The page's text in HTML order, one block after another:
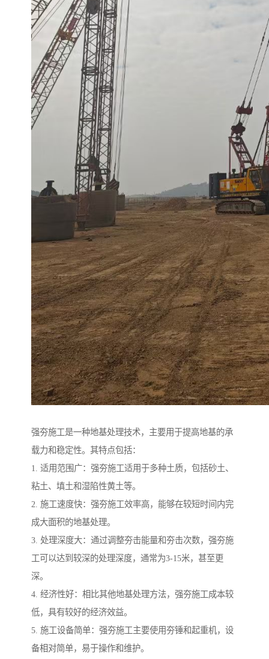
强夯施工是一种地基处理技术，主要用于提高地基的承
载力和稳定性。其特点包括：
1. 适用范围广：强夯施工适用于多种土质，包括砂土、
粘土、填土和湿陷性黄土等。
2. 施工速度快：强夯施工效率高，能够在较短时间内完
成大面积的地基处理。
3. 处理深度大：通过调整夯击能量和夯击次数，强夯施
工可以达到较深的处理深度，通常为3-15米，甚至更
深。
4. 经济性好：相比其他地基处理方法，强夯施工成本较
低，具有较好的经济效益。
5. 施工设备简单：强夯施工主要使用夯锤和起重机，设
备相对简单，易于操作和维护。